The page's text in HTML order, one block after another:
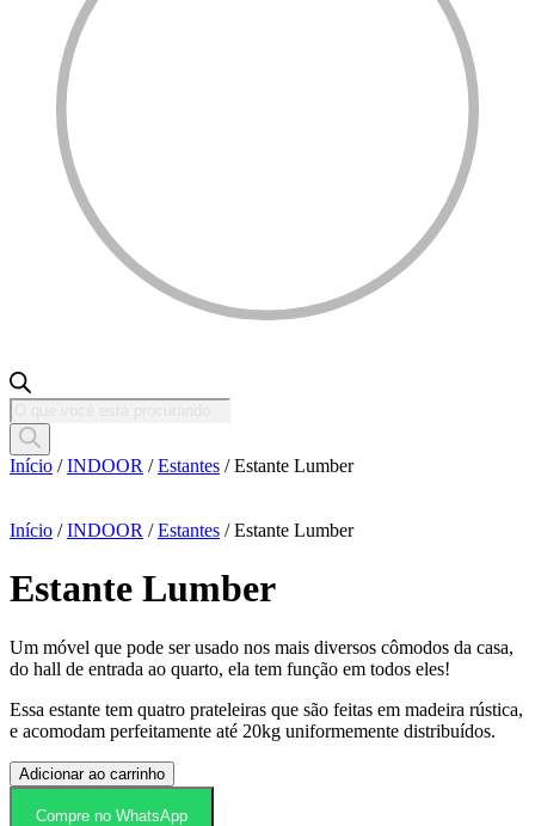
Pesquisar
produtos
Início /INDOOR /Estantes / Estante Lumber
Início /INDOOR /Estantes / Estante Lumber
Estante Lumber
Um móvel que pode ser usado nos mais diversos cômodos da casa,
do hall de entrada ao quarto, ela tem função em todos eles!
Essa estante tem quatro prateleiras que são feitas em madeira rústica,
e acomodam perfeitamente até 20kg uniformemente distribuídos.
Estante
Lumber
quantidade
Adicionar ao carrinho
Compre no WhatsApp